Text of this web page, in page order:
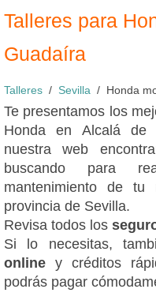
Talleres para
Guadaíra
Talleres Sevilla Honda
Te presentamos los
Honda en Alcalá de
nuestra web
buscando para
mantenimiento de
provincia de Sevilla.
Revisa todos los
Si lo necesitas,
online y créditos
podrás pagar